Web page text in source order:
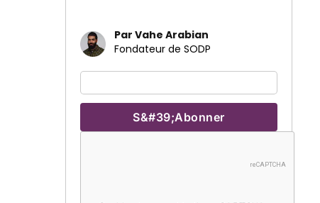
Par Vahe Arabian
Fondateur de SODP